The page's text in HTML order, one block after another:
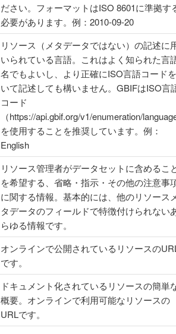
ださい。フォーマットはISO 8601に準拠す
必要があります。例：2010-09-20
リソース（メタデータではない）の記述に
いられている言語。これはよく知られた言
名でもよいし、より正確にISO言語コード
いて記述しても構いません。GBIFはISO言
コード
（https://api.gbif.org/v1/enumeration/
を使用することを推奨しています。例：
English
リソース管理者がデータセットに含めるこ
を希望する、省略・指示・その他の注意事
に関する情報。基本的には、他のリソース
タデータのフィールドで特徴付けられない
らゆる情報です。
オンラインで公開されているリソースの
です。
ドキュメント化されているリソースの簡単
概要。オンラインで利用可能なリソースの
URLです。